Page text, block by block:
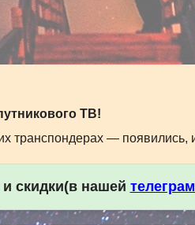
ТВ!
транспондерах — появились,
скидки(в нашей